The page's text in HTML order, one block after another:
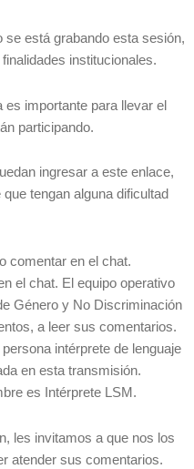
se está grabando esta sesión,
institucionales.
importante para llevar el
participando.
ingresar a este enlace,
tengan alguna dificultad
comentar en el chat.
el chat. El equipo operativo
Género y No Discriminación
a leer sus comentarios.
intérprete de lenguaje
en esta transmisión.
es Intérprete LSM.
les invitamos a que nos los
atender sus comentarios.